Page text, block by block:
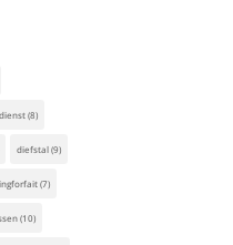
(8)
diefstal(9)
(7)
(10)